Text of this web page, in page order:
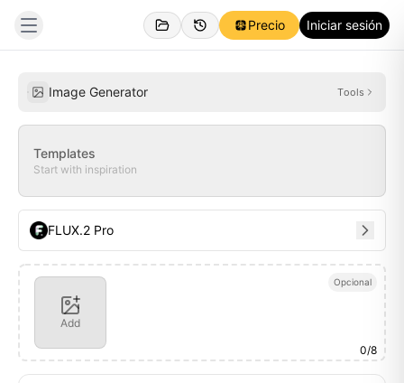
Precio Iniciar sesión
Image Generator Tools
Templates
Start with inspiration
FLUX.2 Pro
Opcional
Add
0/8